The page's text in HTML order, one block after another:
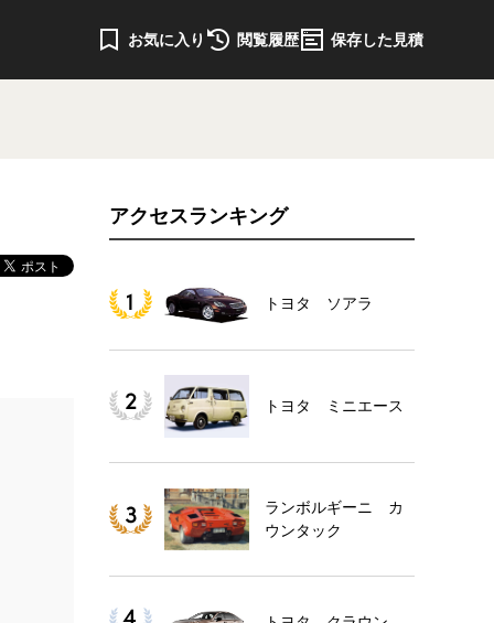
お気に入り 閲覧履歴 保存した見積
アクセスランキング
トヨタ ソアラ
トヨタ ミニエース
ランボルギーニ カ
ウンタック